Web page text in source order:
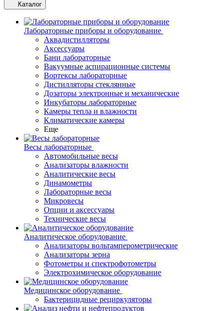
Каталог
Лабораторные приборы и оборудование
Аквадистилляторы
Аксессуары
Бани лабораторные
Вакуумные аспирационные системы
Вортексы лабораторные
Дистилляторы стеклянные
Дозаторы электронные и механические
Инкубаторы лабораторные
Камеры тепла и влажности
Климатические камеры
Еще
Весы лабораторные
Автомобильные весы
Анализаторы влажности
Аналитические весы
Динамометры
Лабораторные весы
Микровесы
Опции и аксессуары
Технические весы
Аналитическое оборудование
Анализаторы вольтамперометрические
Анализаторы зерна
Фотометры и спектрофотометры
Электрохимическое оборудование
Медицинское оборудование
Бактерицидные рециркуляторы